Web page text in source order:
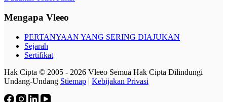
Mengapa Vleeo
PERTANYAAN YANG SERING DIAJUKAN
Sejarah
Sertifikat
Hak Cipta © 2005 - 2026 Vleeo Semua Hak Cipta Dilindungi
Undang-Undang Stiemap | Kebijakan Privasi